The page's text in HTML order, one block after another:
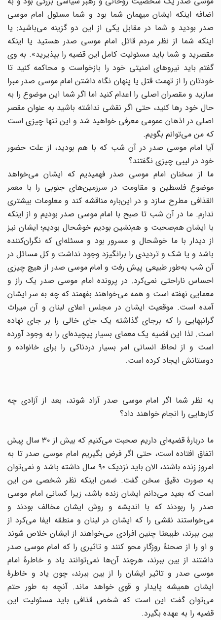
اضافه اینکه ایشان میهمان شما بود و شما مسئول امام موسی
صدر بودید و شما در مقابل یکی از این دو گزینه می‌‌باشید: یا
اینکه شما از نظر مردم قاتل امام موسی صدر هستید یا اینکه
مقصرید و شما باید مسئولیت کامل این قضیه را بپذیرید». به وی
گفتم باید نیروهای امنیتی خود را بازخواست و محاکمه کنید تا
خودتان را از تهمت قتل یا پنهان نگاه داشتن امام موسی صدر مبرا
سازید و مقصران اصلی را اعدام کنید اما اگر شما این موضوع را به
حال خود‌‌ رها کنید، حتی اگر نقشی نداشته باشید به عنوان مقصر
اصلی در اذهان عمومی معرفی خواهید شد و این تنها چیزی است
که من می‌توانم بگویم.
آیا امام موسی صدر در آن شب که با هم بودید، از علت حضور
خود در لیبی چیزی نگفتند؟
ما از سخنان امام موسی صدر فهمیدیم که ایشان می‌خواهد
موضوع فلسطین و مقاومت در سرزمین‌های جنوبی را با معمر
القذافی مطرح سازد و در این‌باره مناقشه کند و معلومات بیشتری
ندارم. ما در آن شب تا صبح با امام موسی صدر بودیم و از اینکه
با ایشان هم‌صحبت و هم‌نشین بودیم خوشحال بودیم؛ ایشان نیز
از دیدار با ما خوشحال و مسرور بود و مسئله‌ای که نگران‌کننده
باشد و یا شک و تردیدی را برانگیزد وجود نداشت و کل مسائل در
آن شب به‌طور طبیعی پیش رفت و امام موسی صدر از هیچ چیزی
احساس ناراحتی نمی‌کرد. در پرونده امام موسی صدر یک راز و
معمایی نهفته است و همه می‌خواهند بفهمند که چه به سر ایشان
آمده است. موقعیت ایشان در مجلس اعلای لبنان و آن میراث
گرانبهایی را که برجای گذاشته یک جای خالی را بر جای نهاده
است. لذا این قضیه یک معمای بسیار پیچیده‌ای را به وجود آورده
است و از لحاظ انسانی امر بسیار دردناکی را برای خانواده و
دوستانش ایجاد کرده است.
به نظر شما اگر امام موسی صدر آزاد شوند، بعد از آزادی چه
کارهایی را انجام خواهند داد؟
ما دربارهٔ قضیه‌ای داریم صحبت می‌کنیم که بیش از ۳۰ سال پیش
اتفاق افتاده است، حتی اگر فرض بگیریم امام موسی صدر تا به
امروز زنده باشند، الان باید نزدیک ۹۰ سال داشته باشد و نمی‌توان
به صورت دقیق سخن گفت. ضمن اینکه نظر شخصی من این
است که بعید می‌دانم ایشان زنده باشد، زیرا کسانی امام موسی
صدر را ربودند که با اندیشه و روش ایشان مخالف بودند و
می‌خواستند نقشی را که ایشان در لبنان و منطقه ایفا می‌کرد از
بین ببرند، طبیعتا چنین افرادی می‌خواهند از ایشان خلاص شوند
و او را از صحنهٔ روزگار محو کنند و تاثیری را که امام موسی صدر
داشتند از بین ببرند، هرچند آن‌ها نمی‌توانند یاد و خاطرهٔ امام
موسی صدر و تاثیر ایشان را از بین ببرند، چون یاد و خاطرهٔ
ایشان همیشه پایدار و قوی خواهد ماند. آنچه به طور حتم
می‌توان گفت این است که شخص قذافی باید مسئولیت این
قضیه را به عهده بگیرد.